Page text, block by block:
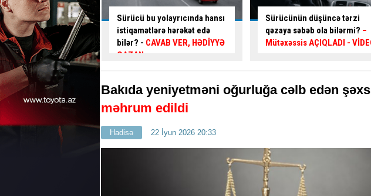
yolayrıcında hansı
hərəkət edə
VER, HƏDİYYƏ
Sürücünün düşüncə tərzi
qəzaya səbəb ola bilərmi?
Mütəxəssis AÇIQLADI - VİDEO
Skuterlə necə gəldi yola çıxan
gənc az qalaasfalta
yıxılacaqdı - VİDEO
Bakıda yeniyetməni oğurluğa cəlb edən şəxs
məhrum edildi
Hadisə 22 İyun 2026 20:33